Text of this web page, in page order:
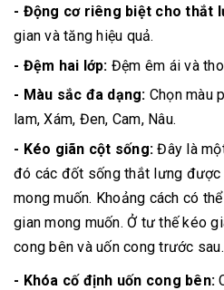
- Động cơ riêng biệt cho thắt
gian và tăng hiệu quả.
- Đệm hai lớp: Đệm êm ái và
- Màu sắc đa dạng: Chọn màu
lam, Xám, Đen, Cam, Nâu.
- Kéo giãn cột sống: Đây là
đó các đốt sống thắt lưng
mong muốn. Khoảng cách có
gian mong muốn. Ở tư thế kéo
cong bên và uốn cong trước sau.
- Khóa cố định uốn cong bên: